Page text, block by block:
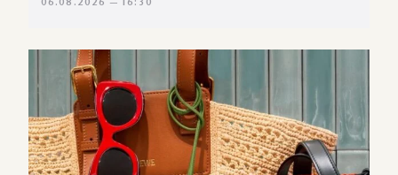
06.08.2026 — 16:30